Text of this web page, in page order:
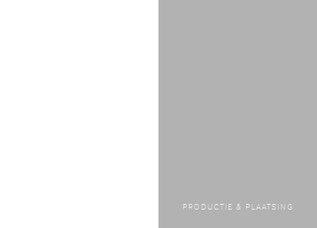
PRODUCTIE & PLAATSING